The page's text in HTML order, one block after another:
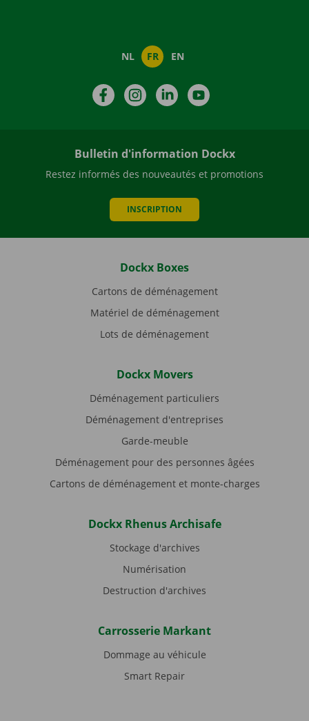
NL FR EN
FacebookInstagramLinkedIn
Bulletin d'information Dockx
Restez informés des nouveautés et promotions
INSCRIPTION
Dockx Boxes
Cartons de déménagement
Matériel de déménagement
Lots de déménagement
Dockx Movers
Déménagement particuliers
Déménagement d'entreprises
Garde-meuble
Déménagement pour des personnes âgées
Cartons de déménagement et monte-charges
Dockx Rhenus Archisafe
Stockage d'archives
Numérisation
Destruction d'archives
Carrosserie Markant
Dommage au véhicule
Smart Repair